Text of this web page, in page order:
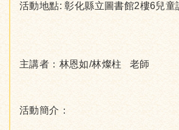
活動地點: 彰化縣立圖書館2樓6兒童
主講者：林恩如/林燦柱 老師
活動簡介：